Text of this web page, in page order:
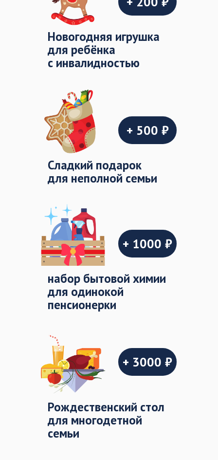
Новогодняя игрушка
для ребёнка
с инвалидностью
Cладкий подарок
для неполной семьи
+ 500 ₽
набор бытовой химии
для одинокой
пенсионерки
+ 1000 ₽
Рождественский стол
для многодетной
семьи
+ 3000 ₽